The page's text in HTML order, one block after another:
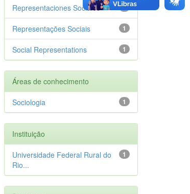
1
Representaciones Sociales
1
Representações Sociais
1
Social Representations
Áreas de conhecimento
1
Sociologia
Instituição
1
Universidade Federal Rural do
Rio...